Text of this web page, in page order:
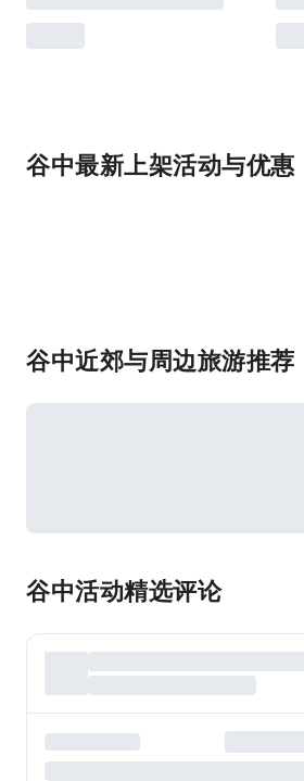
谷中最新上架活动与优惠
谷中近郊与周边旅游推荐
谷中活动精选评论